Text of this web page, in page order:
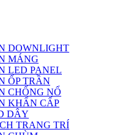
DOWNLIGHT
MÁNG
LED PANEL
ỐP TRẦN
CHỐNG NỔ
KHẨN CẤP
DÂY
TRANG TRÍ